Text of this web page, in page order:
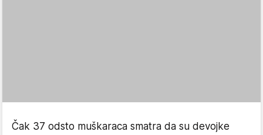
Čak 37 odsto muškaraca smatra da su devojke